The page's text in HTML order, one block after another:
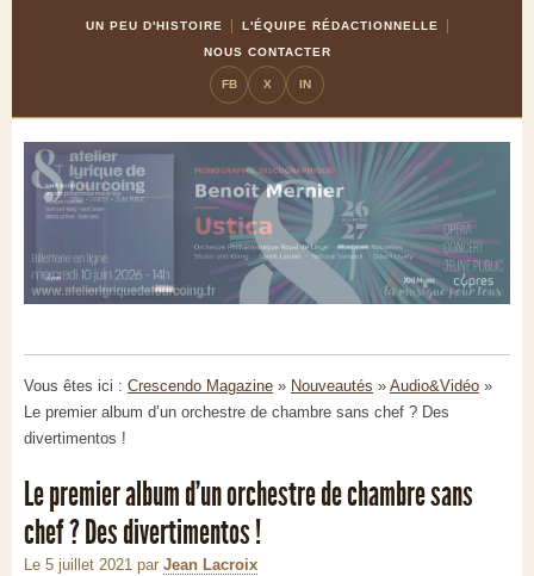
UN PEU D'HISTOIRE
L'ÉQUIPE RÉDACTIONNELLE
NOUS CONTACTER
FB X IN
Vous êtes ici : Crescendo Magazine » Nouveautés » Audio&Vidéo »
Le premier album d’un orchestre de chambre sans chef ? Des
divertimentos !
Le premier album d’un orchestre de chambre sans
chef ? Des divertimentos !
Le 5 juillet 2021 par Jean Lacroix